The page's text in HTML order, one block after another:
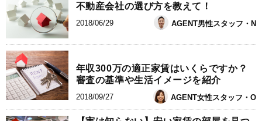
不動産会社の選び方を教えて！
AGENT男性スタッフ・N
2018/06/29
年収300万の適正家賃はいくらですか？
審査の基準や生活イメージを紹介
AGENT女性スタッフ・O
2018/09/27